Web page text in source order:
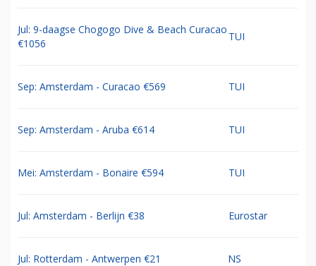
Jul: 9-daagse Chogogo Dive & Beach Curacao
€1056
TUI
Sep: Amsterdam - Curacao €569 TUI
Sep: Amsterdam - Aruba €614 TUI
Mei: Amsterdam - Bonaire €594 TUI
Jul: Amsterdam - Berlijn €38 Eurostar
Jul: Rotterdam - Antwerpen €21 NS